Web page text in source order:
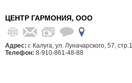
ЦЕНТР ГАРМОНИЯ, ООО
Адрес: г. Калуга, ул. Луначарского, 57, стр.1
Телефон: 8-910-861-48-88